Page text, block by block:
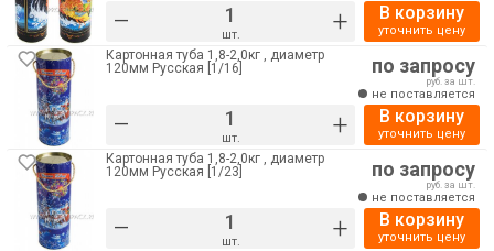
– шт. + В корзину
уточнить цену
Картонная туба 1,8-2,0кг , диаметр
120мм Русская [1/16]
– шт. +
по запросу
руб. за шт.
не поставляется
В корзину
уточнить цену
Картонная туба 1,8-2,0кг , диаметр
120мм Русская [1/23]
– шт. +
по запросу
руб. за шт.
не поставляется
В корзину
уточнить цену